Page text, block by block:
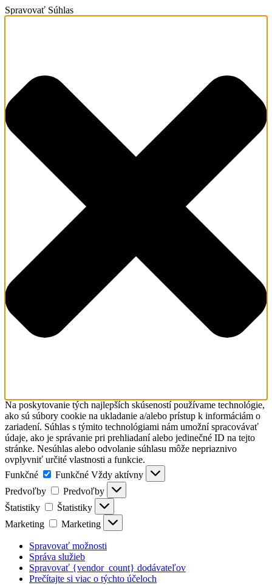
Spravovať Súhlas
Na poskytovanie tých najlepších skúseností používame technológie,
ako sú súbory cookie na ukladanie a/alebo prístup k informáciám o
zariadení. Súhlas s týmito technológiami nám umožní spracovávať
údaje, ako je správanie pri prehliadaní alebo jedinečné ID na tejto
stránke. Nesúhlas alebo odvolanie súhlasu môže nepriaznivo
ovplyvniť určité vlastnosti a funkcie.
Funkčné
Funkčné Vždy aktívny
Predvoľby
Predvoľby
Štatistiky
Štatistiky
Marketing
Marketing
Spravovať možnosti
Správa služieb
Spravovať {vendor_count} dodávateľov
Prečítajte si viac o týchto účeloch